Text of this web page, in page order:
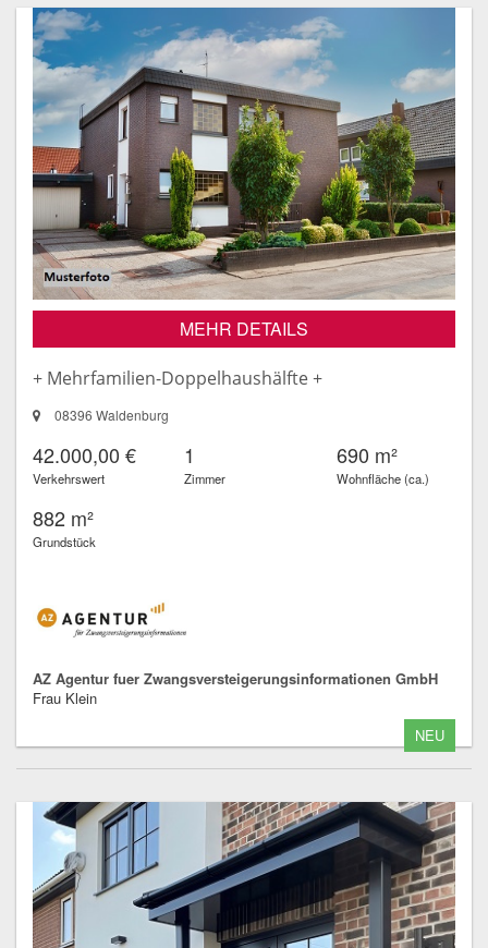
MEHR DETAILS
+ Mehrfamilien-Doppelhaushälfte +
08396 Waldenburg
42.000,00 €
Verkehrswert
1
Zimmer
690 m²
Wohnfläche (ca.)
882 m²
Grundstück
AZ Agentur fuer Zwangsversteigerungsinformationen GmbH
Frau Klein
NEU